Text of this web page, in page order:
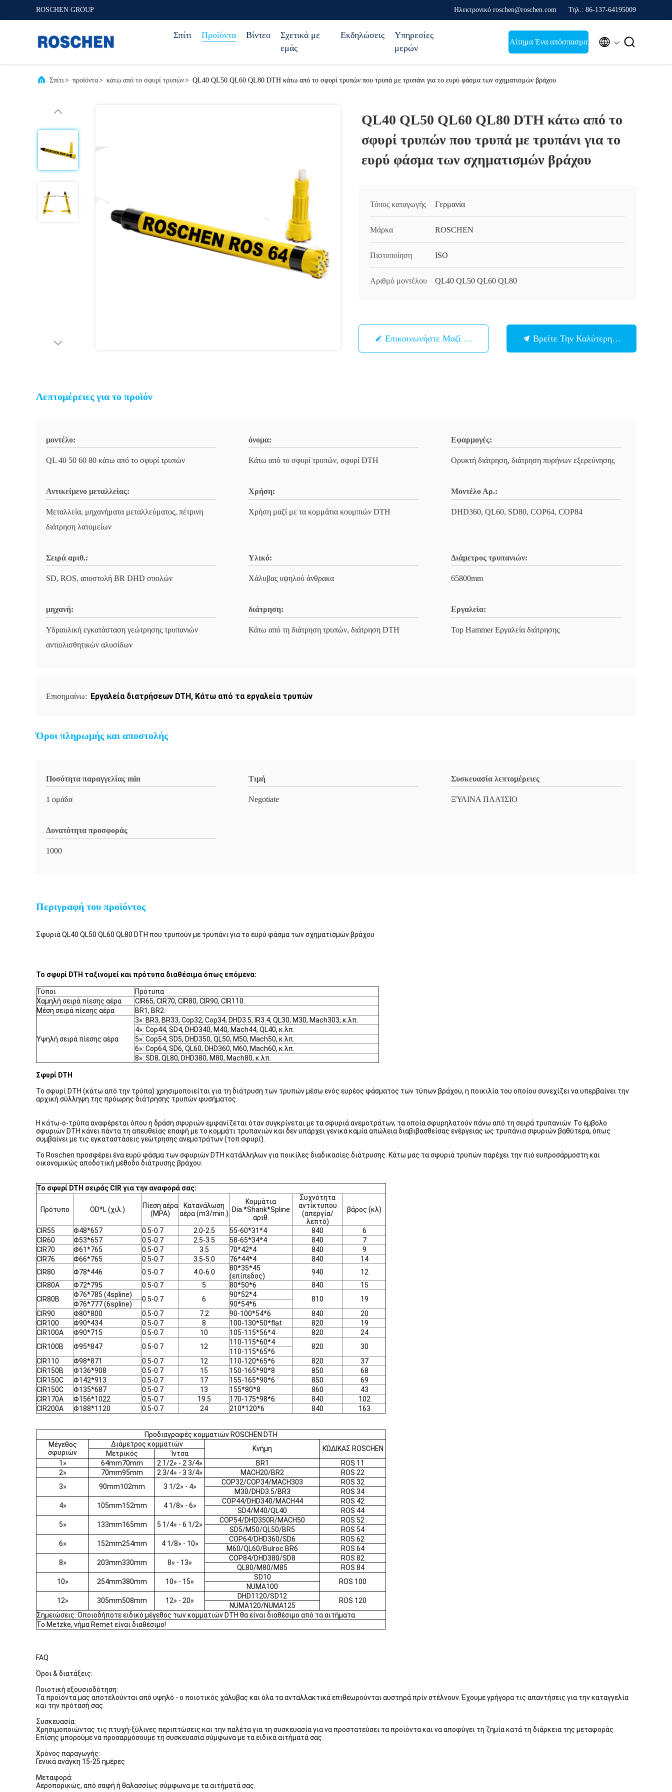
ROSCHEN GROUP Ηλεκτρονικό roschen@roschen.com Τηλ.: 86-137-64195009
Σπίτι Προϊόντα Βίντεο
Σχετικά με
εμάς
Εκδηλώσεις
Υπηρεσίες
μερών
Αίτημα Ένα απόσπασμα  
Σπίτι> προϊόντα> κάτω από το σφυρί τρυπών> QL40 QL50 QL60 QL80 DTH κάτω από το σφυρί τρυπών που τρυπά με τρυπάνι για το ευρύ φάσμα των σχηματισμών βράχου
QL40 QL50 QL60 QL80 DTH κάτω από το
σφυρί τρυπών που τρυπά με τρυπάνι για το
ευρύ φάσμα των σχηματισμών βράχου
Τόπος καταγωγής Γερμανία
Μάρκα ROSCHEN
Πιστοποίηση ISO
Αριθμό μοντέλου QL40 QL50 QL60 QL80
Επικοινωνήστε Μαζί Μας Βρείτε Την Καλύτερη Τιμή
Λεπτομέρειες για το προϊόν
μοντέλο:
QL 40 50 60 80 κάτω από το σφυρί τρυπών
όνομα:
Κάτω από το σφυρί τρυπών, σφυρί DTH
Εφαρμογές:
Ορυκτή διάτρηση, διάτρηση πυρήνων εξερεύνησης
Αντικείμενο μεταλλείας:
Μεταλλεία, μηχανήματα μεταλλεύματος, πέτρινη
διάτρηση λατομείων
Χρήση:
Χρήση μαζί με τα κομμάτια κουμπιών DTH
Μοντέλο Αρ.:
DHD360, QL60, SD80, COP64, COP84
Σειρά αριθ.:
SD, ROS, αποστολή BR DHD σπολών
Υλικό:
Χάλυβας υψηλού άνθρακα
Διάμετρος τρυπανιών:
65800mm
μηχανή:
Υδραυλική εγκατάσταση γεώτρησης τρυπανιών
αντιολισθητικών αλυσίδων
διάτρηση:
Κάτω από τη διάτρηση τρυπών, διάτρηση DTH
Εργαλεία:
Top Hammer Εργαλεία διάτρησης
Επισημαίνω: Εργαλεία διατρήσεων DTH, Κάτω από τα εργαλεία τρυπών
Όροι πληρωμής και αποστολής
Ποσότητα παραγγελίας min
1 ομάδα
Τιμή
Negotiate
Συσκευασία λεπτομέρειες
ΞΎΛΙΝΑ ΠΛΑΊΣΙΟ
Δυνατότητα προσφοράς
1000
Περιγραφή του προϊόντος
Σφυριά QL40 QL50 QL60 QL80 DTH που τρυπούν με τρυπάνι για το ευρύ φάσμα των σχηματισμών βράχου
Το σφυρί DTH ταξινομεί και πρότυπα διαθέσιμα όπως επόμενα:
Τύποι
Πρότυπα
Χαμηλή σειρά πίεσης αέρα
CIR65, CIR70, CIR80, CIR90, CIR110.
Μέση σειρά πίεσης αέρα
BR1, BR2.
Υψηλή σειρά πίεσης αέρα
3»: BR3, BR33, Cop32, Cop34, DHD3.5, IR3.4, QL30, M30, Mach303, κ.λπ.
4»: Cop44, SD4, DHD340, M40, Mach44, QL40, κ.λπ.
5»: Cop54, SD5, DHD350, QL50, M50, Mach50, κ.λπ.
6»: Cop64, SD6, QL60, DHD360, M60, Mach60, κ.λπ.
8»: SD8, QL80, DHD380, M80, Mach80, κ.λπ.
Σφυρί DTH
Το σφυρί DTH (κάτω από την τρύπα) χρησιμοποιείται για τη διάτρυση των τρυπών μέσω ενός ευρέος φάσματος των τύπων βράχου, η ποικιλία του οποίου συνεχίζει να υπερβαίνει την
αρχική σύλληψη της πρόωρης διάτρησης τρυπών φυσήματος.
Η κάτω-ο-τρύπα αναφέρεται όπου η δράση σφυριών εμφανίζεται όταν συγκρίνεται με τα σφυριά ανεμοτράτων, τα οποία σφυρηλατούν πάνω από τη σειρά τρυπανιών. Το έμβολο
σφυριών DTH κάνει πάντα τη απευθείας επαφή με το κομμάτι τρυπανιών και δεν υπάρχει γενικά καμία απώλεια διαβιβασθείσας ενέργειας ως τρυπάνια σφυριών βαθύτερα, όπως
συμβαίνει με τις εγκαταστάσεις γεώτρησης ανεμοτράτων (τοπ σφυρί).
Το Roschen προσφέρει ένα ευρύ φάσμα των σφυριών DTH κατάλληλων για ποικίλες διαδικασίες διάτρυσης. Κάτω μας τα σφυριά τρυπών παρέχει την πιό ευπροσάρμοστη και
οικονομικώς αποδοτική μέθοδο διάτρυσης βράχου.
Το σφυρί DTH σειράς CIR για την αναφορά σας:
Πρότυπο OD*L (χιλ.)
Πίεση αέρα
(MPA)
Κατανάλωση
αέρα (m3/min.)
Κομμάτια
Dia.*Shank*Spline
αριθ.
Συχνότητα
αντίκτυπου
(απεργία/
λεπτό)
βάρος (κλ)
CIR55 Φ48*657 0.5-0.7 2.0-2.5 55-60*31*4 840
6
CIR60
Φ53*657 0.5-0.7 2.5-3.5 58-65*34*4 840
7
CIR70
Φ61*765 0.5-0.7 3.5 70*42*4 840
9
CIR76
Φ66*765 0.5-0.7 3.5-5.0 76*44*4 840
14
CIR80
Φ78*446 0.5-0.7 4.0-6.0
80*35*45
(επίπεδος)
940
12
CIR80A
Φ72*795 0.5-0.7 5 80*50*6 840
15
CIR80B
Φ76*785 (4spline)
0.5-0.7 6
90*52*4
810 19
Φ76*777 (6spline)
90*54*6
CIR90
Φ80*800 0.5-0.7 7.2 90-100*54*6 840
20
CIR100
Φ90*434 0.5-0.7 8 100-130*50*flat 820
19
CIR100A
Φ90*715 0.5-0.7 10 105-115*56*4 820
24
CIR100B
Φ95*847 0.5-0.7 12
110-115*60*4
820 30
110-115*65*6
CIR110
Φ98*871 0.5-0.7 12 110-120*65*6 820
37
CIR150B
Φ136*908 0.5-0.7 15 150-165*90*8 850
68
CIR150C
Φ142*913 0.5-0.7 17 155-165*90*6 850
69
CIR150C
Φ135*687 0.5-0.7 13 155*80*8 860
43
CIR170A
Φ156*1022 0.5-0.7 19.5 170-175*98*6 840
102
CIR200A
Φ188*1120 0.5-0.7 24 210*120*6 840 163
Προδιαγραφές κομματιών ROSCHEN DTH
Μέγεθος
σφυριών
Διάμετρος κομματιών
Κνήμη ΚΏΔΙΚΑΣ ROSCHEN
Μετρικός
Ίντσα
1»
64mm70mm 2 1/2» - 2 3/4» BR1
ROS 11
2»
70mm95mm 2 3/4» - 3 3/4» MACH20/BR2
ROS 22
3»
90mm102mm 3 1/2» - 4»
COP32/COP34/MACH303
ROS 32
M30/DHD3.5/BR3
ROS 34
4»
105mm152mm 4 1/8» - 6»
COP44/DHD340/MACH44
ROS 42
SD4/M40/QL40
ROS 44
5»
133mm165mm 5 1/4» - 6 1/2»
COP54/DHD350R/MACH50
ROS 52
SD5/M50/QL50/BR5
ROS 54
6»
152mm254mm 4 1/8» - 10»
COP64/DHD360/SD6
ROS 62
M60/QL60/Bulroc BR6
ROS 64
8»
203mm330mm 8» - 13»
COP84/DHD380/SD8
ROS 82
QL80/M80/M85
ROS 84
10»
254mm380mm 10» - 15»
SD10
ROS 100
NUMA100
12»
305mm508mm 12» - 20»
DHD1120/SD12
ROS 120
NUMA120/NUMA125
Σημειώσεις: Οποιοδήποτε ειδικό μέγεθος των κομματιών DTH θα είναι διαθέσιμο από τα αιτήματα.
Το Metzke, νήμα Remet είναι διαθέσιμο!
FAQ
Όροι & διατάξεις:
Ποιοτική εξουσιοδότηση:
Τα προϊόντα μας αποτελούνται από υψηλό - ο ποιοτικός χάλυβας και όλα τα ανταλλακτικά επιθεωρούνται αυστηρά πρίν στέλνουν. Έχουμε γρήγορα τις απαντήσεις για την καταγγελία
και την πρότασή σας.
Συσκευασία:
Χρησιμοποιώντας τις πτυχή-ξύλινες περιπτώσεις και την παλέτα για τη συσκευασία για να προστατεύσει τα προϊόντα και να αποφύγει τη ζημία κατά τη διάρκεια της μεταφοράς.
Επίσης μπορούμε να προσαρμόσουμε τη συσκευασία σύμφωνα με τα ειδικά αιτήματά σας.
Χρόνος παραγωγής:
Γενικά ανάγκη 15-25 ημέρες
Μεταφορά:
Αεροπορικώς, από σαφή ή θαλασσίως σύμφωνα με τα αιτήματά σας.